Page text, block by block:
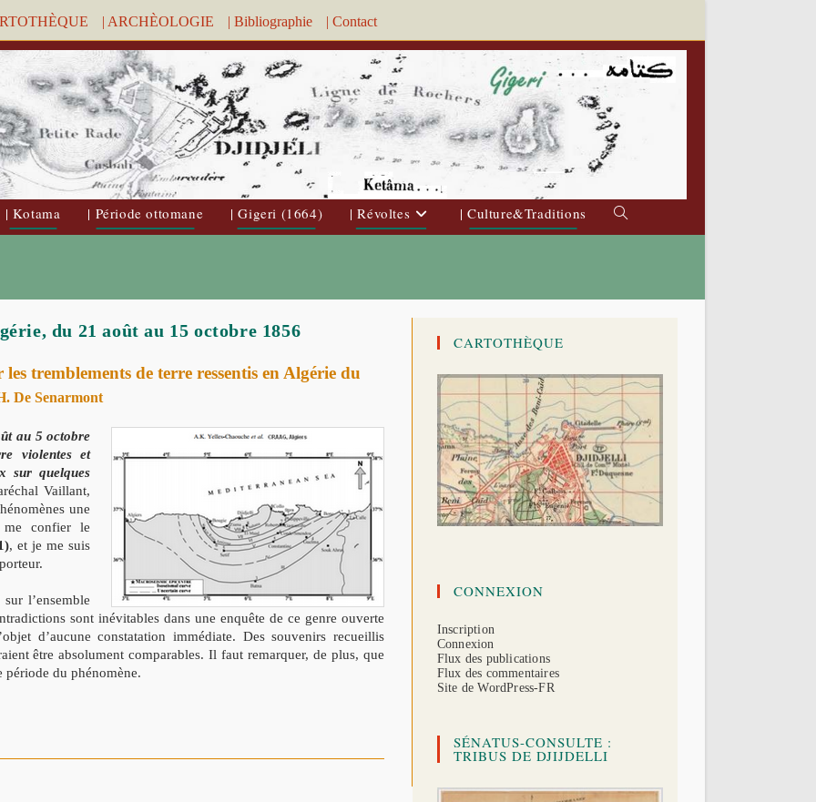
| ARCHÈOLOGIE | Bibliographie | Contact
| Kotama | Période ottomane | Gigeri (1664) | Révoltes | Culture&Traditions
Toggle
du 21 août au 15 octobre 1856
tremblements de terre ressentis en Algérie du
De Senarmont
au 5 octobre
violentes et
sur quelques
Vaillant,
une
confier le
, et je me suis
l’ensemble
sont inévitables dans une enquête de ce genre ouverte
d’aucune constatation immédiate. Des souvenirs recueillis
être absolument comparables. Il faut remarquer, de plus, que
période du phénomène.
CARTOTHÈQUE
CONNEXION
Inscription
Connexion
Flux des publications
Flux des commentaires
Site de WordPress-FR
SÉNATUS-CONSULTE :
TRIBUS DE DJIJDELLI